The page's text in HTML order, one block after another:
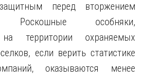
перед вторжением
Роскошные особняки,
территории охраняемых
если верить статистике
оказываются менее